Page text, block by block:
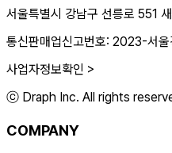
서울특별시 강남구 선릉로 551
통신판매업신고번호: 2023-서
사업자정보확인 >
ⓒ Draph Inc. All rights
COMPANY